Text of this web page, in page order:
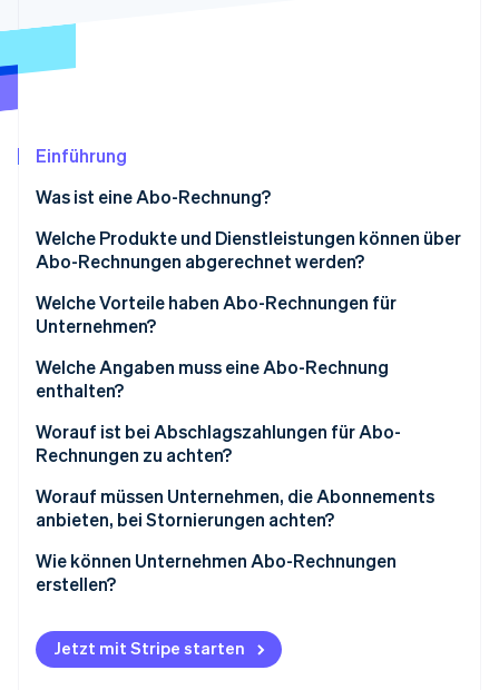
Stripe-Sessions 2026
Erfahren Sie, wie Stripe Lösungen für die
Einführung
Was ist eine Abo-Rechnung?
Welche Produkte und Dienstleistungen können über
Abo-Rechnungen abgerechnet werden?
Digitale Dienstleistungen
Service- und Membership-Abos
Welche Vorteile haben Abo-Rechnungen für
Unternehmen?
Welche Angaben muss eine Abo-Rechnung
enthalten?
Worauf ist bei Abschlagszahlungen für Abo-
Rechnungen zu achten?
Worauf müssen Unternehmen, die Abonnements
anbieten, bei Stornierungen achten?
Wie können Unternehmen Abo-Rechnungen
erstellen?
So richten Sie Stripe Billing ein
Jetzt mit Stripe starten